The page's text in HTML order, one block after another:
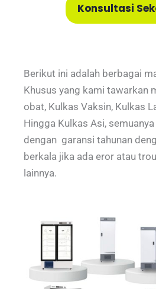
Konsultasi
Berikut ini adalah berbagai
Khusus yang kami tawarkan
obat, Kulkas Vaksin, Kulkas
Hingga Kulkas Asi,
dengan garansi tahunan
berkala jika ada eror atau
lainnya.